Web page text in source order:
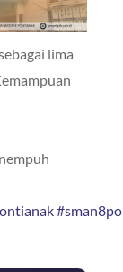
lima